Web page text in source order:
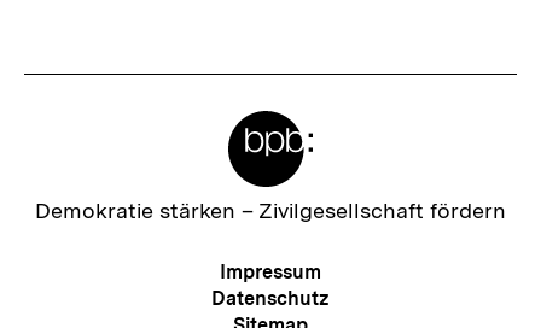
Zur
Demokratie stärken – Zivilgesellschaft fördern
Meta-
Navigation
Impressum
Datenschutz